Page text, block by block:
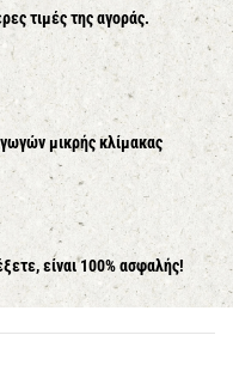
τιμές της αγοράς.
μικρής κλίμακας
είναι 100% ασφαλής!